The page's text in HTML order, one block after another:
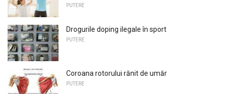
PUTERE
Drogurile doping ilegale în sport
PUTERE
Coroana rotorului rănit de umăr
PUTERE